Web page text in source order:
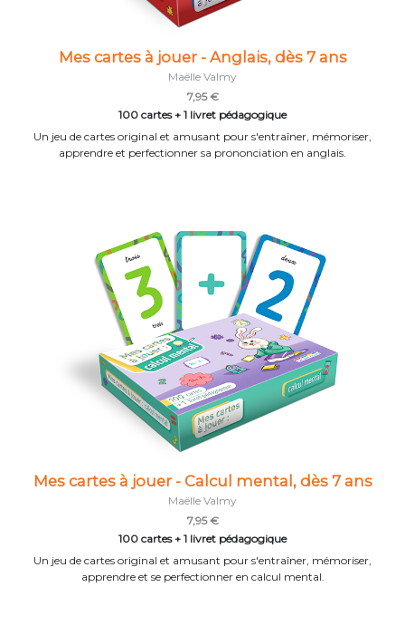
Mes cartes à jouer - Anglais, dès 7 ans
Maëlle Valmy
7,95 €
100 cartes + 1 livret pédagogique
Un jeu de cartes original et amusant pour s'entraîner, mémoriser,
apprendre et perfectionner sa prononciation en anglais.
Mes cartes à jouer - Calcul mental, dès 7 ans
Maëlle Valmy
7,95 €
100 cartes + 1 livret pédagogique
Un jeu de cartes original et amusant pour s'entraîner, mémoriser,
apprendre et se perfectionner en calcul mental.